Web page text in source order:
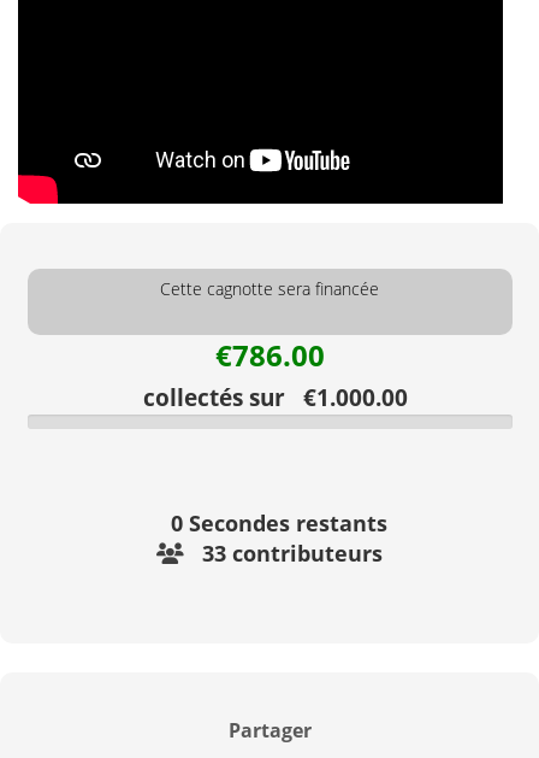
Cette cagnotte sera financée
€786.00
collectés sur €1.000.00
0Secondes restants
33 contributeurs
Partager